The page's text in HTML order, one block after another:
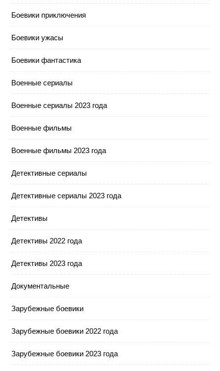
Боевики приключения
Боевики ужасы
Боевики фантастика
Военные сериалы
Военные сериалы 2023 года
Военные фильмы
Военные фильмы 2023 года
Детективные сериалы
Детективные сериалы 2023 года
Детективы
Детективы 2022 года
Детективы 2023 года
Документальные
Зарубежные боевики
Зарубежные боевики 2022 года
Зарубежные боевики 2023 года